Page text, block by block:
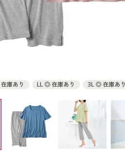
庫あり LL ◎ 在庫あり 3L ◎ 在庫あり